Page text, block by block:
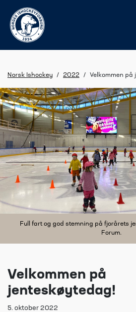
Norsk Ishockey / 2022 / Velkommen på
Full fart og god stemning på fjorårets
Forum.
Velkommen på
jenteskøytedag!
5. oktober 2022